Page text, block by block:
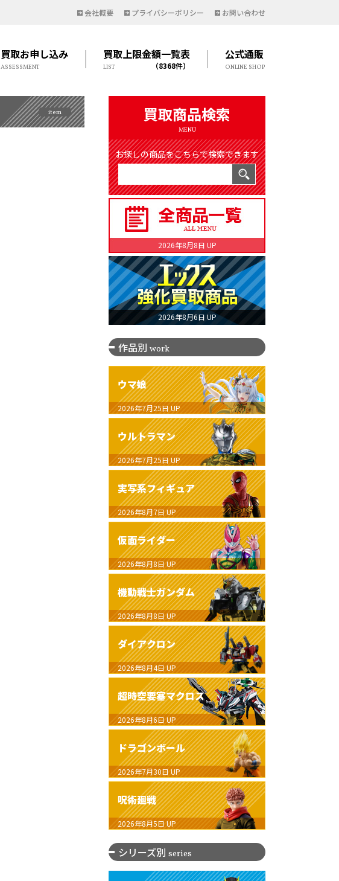
会社概要 プライバシーポリシー お問い合わせ
買取お申し込み
ASSESSMENT
買取上限金額一覧表
（8368件）
LIST
公式通販
ONLINE SHOP
item 買取商品検索
MENU
お探しの商品をこちらで検索できます
2026年8月8日 UP
2026年8月6日 UP
作品別 work
ウマ娘
2026年7月25日 UP
ウルトラマン
2026年7月25日 UP
実写系フィギュア
2026年8月7日 UP
仮面ライダー
2026年8月8日 UP
機動戦士ガンダム
2026年8月8日 UP
ダイアクロン
2026年8月4日 UP
超時空要塞マクロス
2026年8月6日 UP
ドラゴンボール
2026年7月30日 UP
呪術廻戦
2026年8月5日 UP
シリーズ別 series